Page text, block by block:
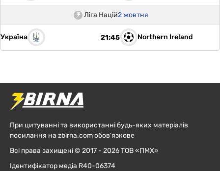
Ліга Націй2 жовтня
Україна 21:45 Northern Ireland
При цитуванні та використанні будь-яких матеріалів
посилання на zbirna.com обов'язкове
Всі права захищені © 2017 - 2026 ТОВ «ПМХ»
Ідентифікатор медіа R40-06374